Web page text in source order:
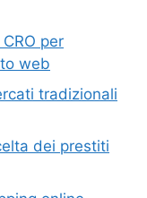
per
web
tradizionali
dei prestiti